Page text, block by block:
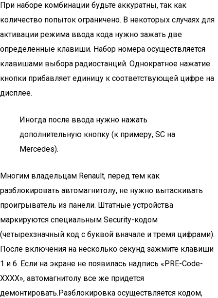
При наборе комбинации будьте аккуратны, так как
количество попыток ограничено. В некоторых случаях для
активации режима ввода кода нужно зажать две
определенные клавиши. Набор номера осуществляется
клавишами выбора радиостанций. Однократное нажатие
кнопки прибавляет единицу к соответствующей цифре на
дисплее.
Иногда после ввода нужно нажать
дополнительную кнопку (к примеру, SC на
Mercedes).
Многим владельцам Renault, перед тем как
разблокировать автомагнитолу, не нужно вытаскивать
проигрыватель из панели. Штатные устройства
маркируются специальным Security-кодом
(четырехзначный код с буквой вначале и тремя цифрами).
После включения на несколько секунд зажмите клавиши
1 и 6. Если на экране не появилась надпись «PRE-Code-
ХХХХ», автомагнитолу все же придется
демонтировать.Разблокировка осуществляется кодом,